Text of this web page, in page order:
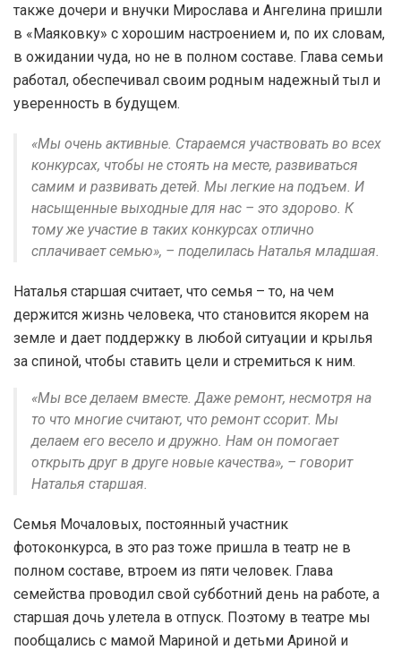
также дочери и внучки Мирослава и Ангелина пришли
в «Маяковку» с хорошим настроением и, по их словам,
в ожидании чуда, но не в полном составе. Глава семьи
работал, обеспечивал своим родным надежный тыл и
уверенность в будущем.
«Мы очень активные. Стараемся участвовать во всех
конкурсах, чтобы не стоять на месте, развиваться
самим и развивать детей. Мы легкие на подъем. И
насыщенные выходные для нас – это здорово. К
тому же участие в таких конкурсах отлично
сплачивает семью», – поделилась Наталья младшая.
Наталья старшая считает, что семья – то, на чем
держится жизнь человека, что становится якорем на
земле и дает поддержку в любой ситуации и крылья
за спиной, чтобы ставить цели и стремиться к ним.
«Мы все делаем вместе. Даже ремонт, несмотря на
то что многие считают, что ремонт ссорит. Мы
делаем его весело и дружно. Нам он помогает
открыть друг в друге новые качества», – говорит
Наталья старшая.
Семья Мочаловых, постоянный участник
фотоконкурса, в это раз тоже пришла в театр не в
полном составе, втроем из пяти человек. Глава
семейства проводил свой субботний день на работе, а
старшая дочь улетела в отпуск. Поэтому в театре мы
пообщались с мамой Мариной и детьми Ариной и